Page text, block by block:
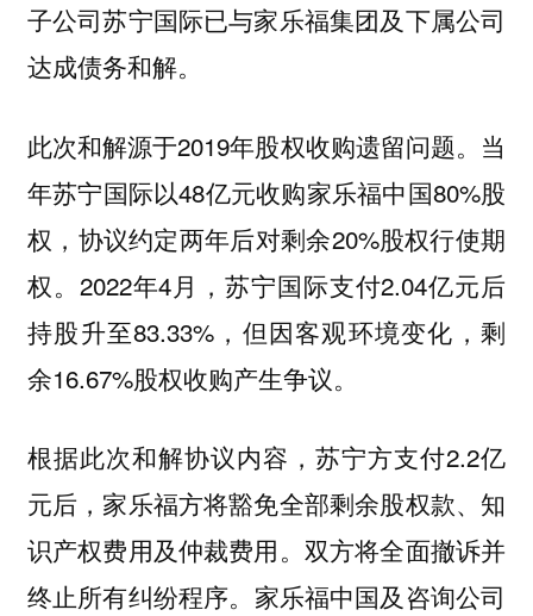
子公司苏宁国际已与家乐福集团及下属公司
达成债务和解。
此次和解源于2019年股权收购遗留问题。当
年苏宁国际以48亿元收购家乐福中国80%股
权，协议约定两年后对剩余20%股权行使期
权。2022年4月，苏宁国际支付2.04亿元后
持股升至83.33%，但因客观环境变化，剩
余16.67%股权收购产生争议。
根据此次和解协议内容，苏宁方支付2.2亿
元后，家乐福方将豁免全部剩余股权款、知
识产权费用及仲裁费用。双方将全面撤诉并
终止所有纠纷程序。 家乐福中国及咨询公司